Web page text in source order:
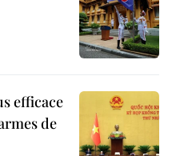
efficace
de